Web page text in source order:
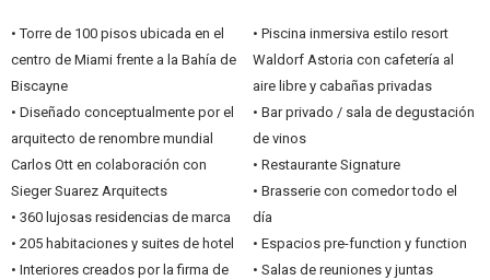
• Torre de 100 pisos ubicada en el
centro de Miami frente a la Bahía de
Biscayne
• Diseñado conceptualmente por el
arquitecto de renombre mundial
Carlos Ott en colaboración con
Sieger Suarez Arquitects
• 360 lujosas residencias de marca
• 205 habitaciones y suites de hotel
• Interiores creados por la firma de
• Piscina inmersiva estilo resort
Waldorf Astoria con cafetería al
aire libre y cabañas privadas
• Bar privado / sala de degustación
de vinos
• Restaurante Signature
• Brasserie con comedor todo el
día
• Espacios pre-function y function
• Salas de reuniones y juntas